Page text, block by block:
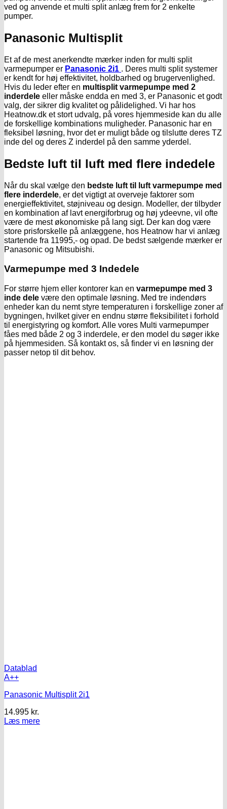
ved og anvende et multi split anlæg frem for 2 enkelte
pumper.
Panasonic Multisplit
Et af de mest anerkendte mærker inden for multi split
varmepumper er Panasonic 2i1 . Deres multi split systemer
er kendt for høj effektivitet, holdbarhed og brugervenlighed.
Hvis du leder efter en multisplit varmepumpe med 2
inderdele eller måske endda en med 3, er Panasonic et godt
valg, der sikrer dig kvalitet og pålidelighed. Vi har hos
Heatnow.dk et stort udvalg, på vores hjemmeside kan du alle
de forskellige kombinations muligheder. Panasonic har en
fleksibel løsning, hvor det er muligt både og tilslutte deres TZ
inde del og deres Z inderdel på den samme yderdel.
Bedste luft til luft med flere indedele
Når du skal vælge den bedste luft til luft varmepumpe med
flere inderdele, er det vigtigt at overveje faktorer som
energieffektivitet, støjniveau og design. Modeller, der tilbyder
en kombination af lavt energiforbrug og høj ydeevne, vil ofte
være de mest økonomiske på lang sigt. Der kan dog være
store prisforskelle på anlæggene, hos Heatnow har vi anlæg
startende fra 11995,- og opad. De bedst sælgende mærker er
Panasonic og Mitsubishi.
Varmepumpe med 3 Indedele
For større hjem eller kontorer kan en varmepumpe med 3
inde dele være den optimale løsning. Med tre indendørs
enheder kan du nemt styre temperaturen i forskellige zoner af
bygningen, hvilket giver en endnu større fleksibilitet i forhold
til energistyring og komfort. Alle vores Multi varmepumper
fåes med både 2 og 3 inderdele, er den model du søger ikke
på hjemmesiden. Så kontakt os, så finder vi en løsning der
passer netop til dit behov.
Datablad
A++
Panasonic Multisplit 2i1
14.995 kr.
Læs mere